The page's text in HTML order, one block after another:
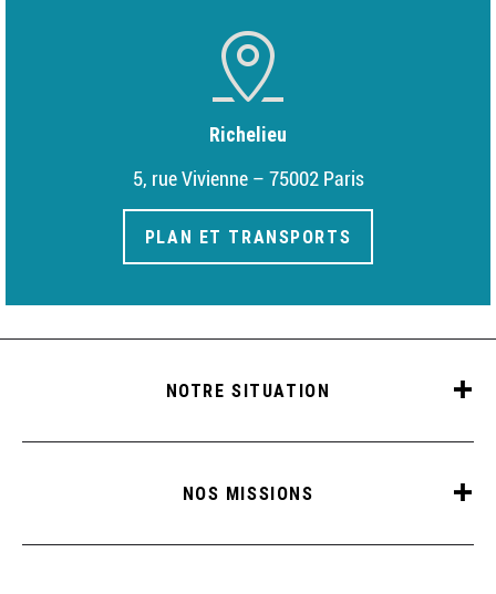
Richelieu
5, rue Vivienne – 75002 Paris
PLAN ET TRANSPORTS
NOTRE SITUATION
NOS MISSIONS